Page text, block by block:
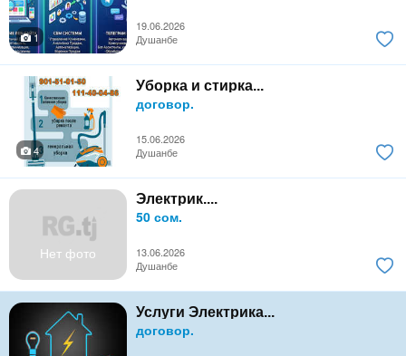
19.06.2026
1
Душанбе
Уборка и стирка...
договор.
15.06.2026
4
Душанбе
Нет фото
Электрик....
50 сом.
13.06.2026
Душанбе
Услуги Электрика...
договор.